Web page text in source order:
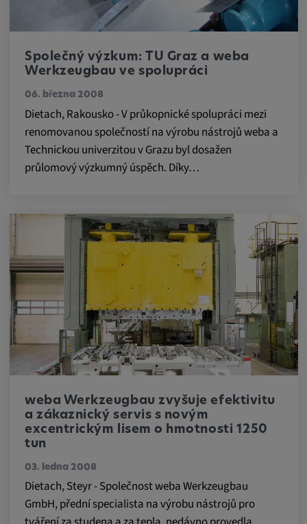
Společný výzkum: TU Graz a weba
Werkzeugbau ve spolupráci
06. března 2008
Dietach, Rakousko - V průkopnické spolupráci mezi
renomovanou společností na výrobu nástrojů weba a
Technickou univerzitou v Grazu byl dosažen
průlomový výzkumný úspěch. Díky…
weba Werkzeugbau zvyšuje efektivitu
a zákaznický servis s novým
excentrickým lisem o hmotnosti 1250
tun
03. ledna 2008
Dietach, Steyr - Společnost weba Werkzeugbau
GmbH, přední specialista na výrobu nástrojů pro
Tyto informace nám pomáhají lépe
porozumět chování uživatelů na našich
webových stránkách.
Název:
_pk_id.*, _pk_ses.*
Poskytovatel:
Google LLC
Tyto soubory cookie se používají k
zaznamenávání chování návštěvníků
webových stránek.
Trvání cookies:
13 měsíců